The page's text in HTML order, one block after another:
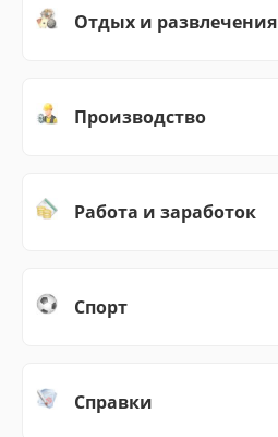
Отдых и развлечения
Производство
Работа и заработок
Спорт
Справки